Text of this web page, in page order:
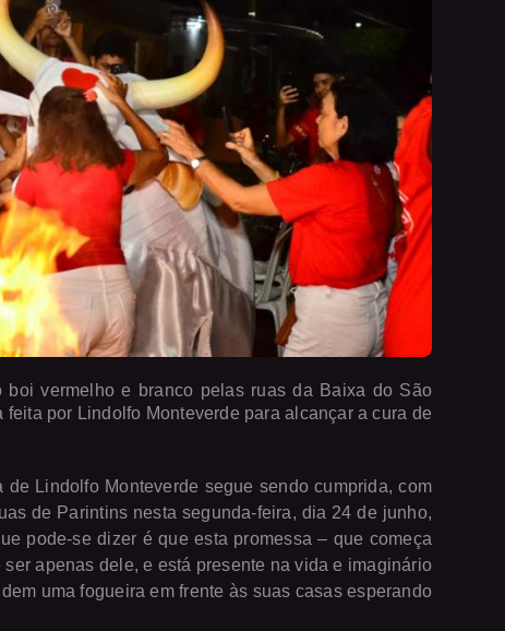
vermelho e branco pelas ruas da Baixa do São
por Lindolfo Monteverde para alcançar a cura de
de Lindolfo Monteverde segue sendo cumprida, com
de Parintins nesta segunda-feira, dia 24 de junho,
pode-se dizer é que esta promessa – que começa
apenas dele, e está presente na vida e imaginário
uma fogueira em frente às suas casas esperando